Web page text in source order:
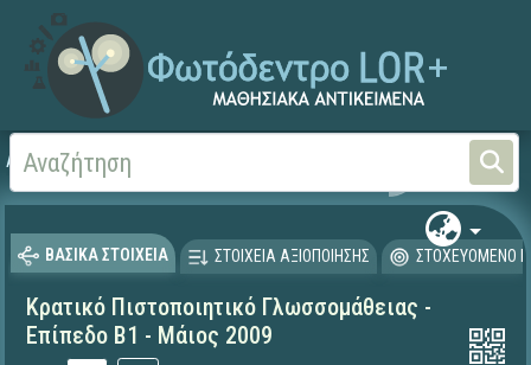
Αρχική Ξένες Γλώσσες -
ΒΑΣΙΚΑ ΣΤΟΙΧΕΙΑ ΣΤΟΙΧΕΙΑ ΑΞΙΟΠΟΙΗΣΗΣ ΣΤΟΧΕΥΟΜΕΝΟ
Κρατικό Πιστοποιητικό Γλωσσομάθειας -
Επίπεδο Β1 - Μάιος 2009